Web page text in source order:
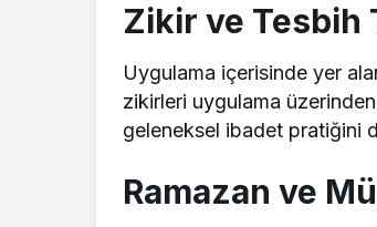
Zikir ve Tesbih
Uygulama içerisinde yer
zikirleri uygulama
geleneksel ibadet pratiğini
Ramazan ve